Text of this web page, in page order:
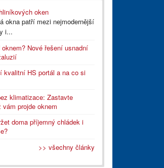
oken
okna patří mezi nejmodernější
i...
Nové řešení usnadní
kvalitní HS portál a na co si
klimatizace: Zastavte
projde oknem
doma příjemný chládek i
>> všechny články